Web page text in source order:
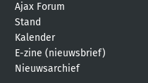
Ajax Forum
Stand
Kalender
E-zine (nieuwsbrief)
Nieuwsarchief